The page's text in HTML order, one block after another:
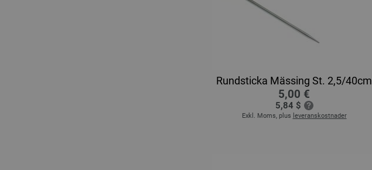
Rundsticka Mässing St. 2,5/40cm
5,00 €
5,84 $
Exkl. Moms, plus leveranskostnader